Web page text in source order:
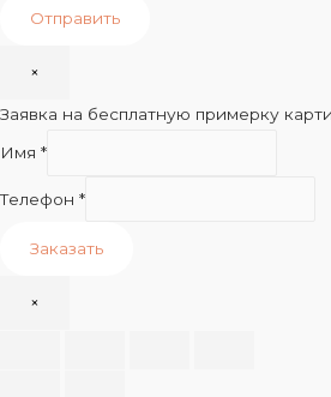
Отправить
×
Заявка на бесплатную примерку
Имя *
Телефон *
Заказать
×